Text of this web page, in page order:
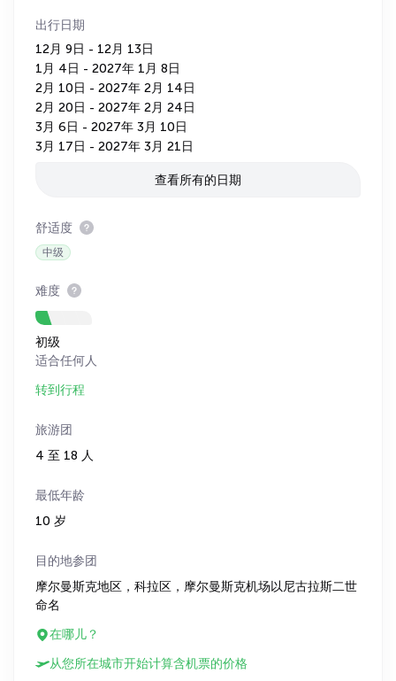
出行日期
12月 9日 - 12月 13日
1月 4日 - 2027年 1月 8日
2月 10日 - 2027年 2月 14日
2月 20日 - 2027年 2月 24日
3月 6日 - 2027年 3月 10日
3月 17日 - 2027年 3月 21日
查看所有的日期
舒适度
中级
难度
初级
适合任何人
转到行程
旅游团
4 至 18 人
最低年龄
10 岁
目的地参团
摩尔曼斯克地区，科拉区，摩尔曼斯克机场以尼古拉斯二世
命名
在哪儿？
从您所在城市开始计算含机票的价格